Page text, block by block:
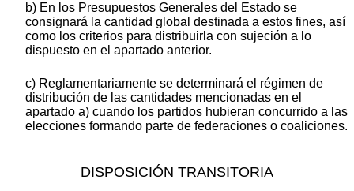
b) En los Presupuestos Generales del Estado se
consignará la cantidad global destinada a estos fines, así
como los criterios para distribuirla con sujeción a lo
dispuesto en el apartado anterior.
c) Reglamentariamente se determinará el régimen de
distribución de las cantidades mencionadas en el
apartado a) cuando los partidos hubieran concurrido a las
elecciones formando parte de federaciones o coaliciones.
DISPOSICIÓN TRANSITORIA